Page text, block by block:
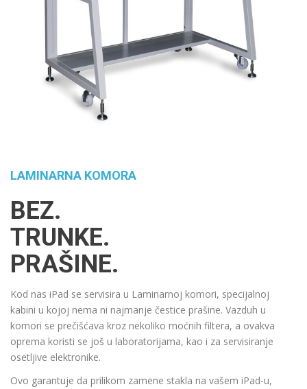
LAMINARNA KOMORA
BEZ.
TRUNKE.
PRAŠINE.
Kod nas iPad se servisira u Laminarnoj komori, specijalnoj
kabini u kojoj nema ni najmanje čestice prašine. Vazduh u
komori se prečišćava kroz nekoliko moćnih filtera, a ovakva
oprema koristi se još u laboratorijama, kao i za servisiranje
osetljive elektronike.
Ovo garantuje da prilikom zamene stakla na vašem iPad-u,